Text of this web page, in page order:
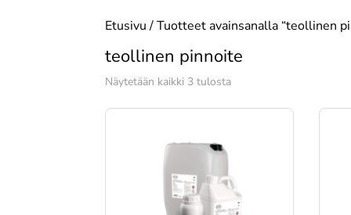
Etusivu/ Tuotteet avainsanalla “teollinen
teollinen pinnoite
Näytetään kaikki 3 tulostaSuosituimmat